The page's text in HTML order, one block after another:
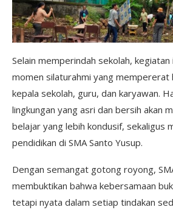
Selain memperindah sekolah, kegiatan
momen silaturahmi yang mempererat
kepala sekolah, guru, dan karyawan.
lingkungan yang asri dan bersih akan
belajar yang lebih kondusif, sekaligus
pendidikan di SMA Santo Yusup.
Dengan semangat gotong royong,
membuktikan bahwa kebersamaan
tetapi nyata dalam setiap tindakan